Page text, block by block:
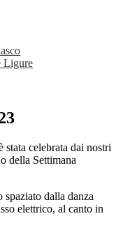
Ligure
celebrata dai nostri
della Settimana
dalla danza
elettrico, al canto in